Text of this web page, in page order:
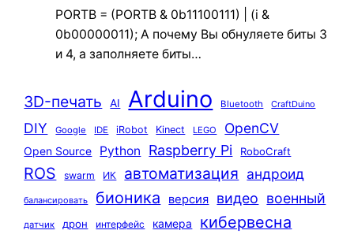
PORTB = (PORTB & 0b11100111) | (i &
0b00000011); А почему Вы обнуляете биты 3
и 4, а заполняете биты…
3D-печать AI Arduino Bluetooth CraftDuino
DIY Google IDE iRobot Kinect LEGO OpenCV
Open Source Python Raspberry Pi RoboCraft
ROS swarm ИК автоматизация андроид
балансировать бионика версия видео военный
датчик дрон интерфейс камера кибервесна